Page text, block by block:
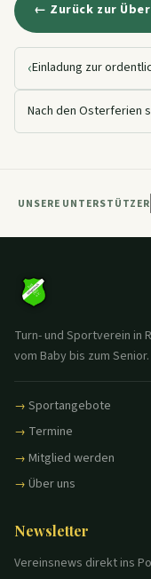
← Zurück zur
‹Einladung zur
UNSERE UNTERSTÜTZER
Turn- und Sportverein in
vom Baby bis zum Senior.
Sportangebote
Termine
Mitglied werden
Über uns
Newsletter
Vereinsnews direkt ins